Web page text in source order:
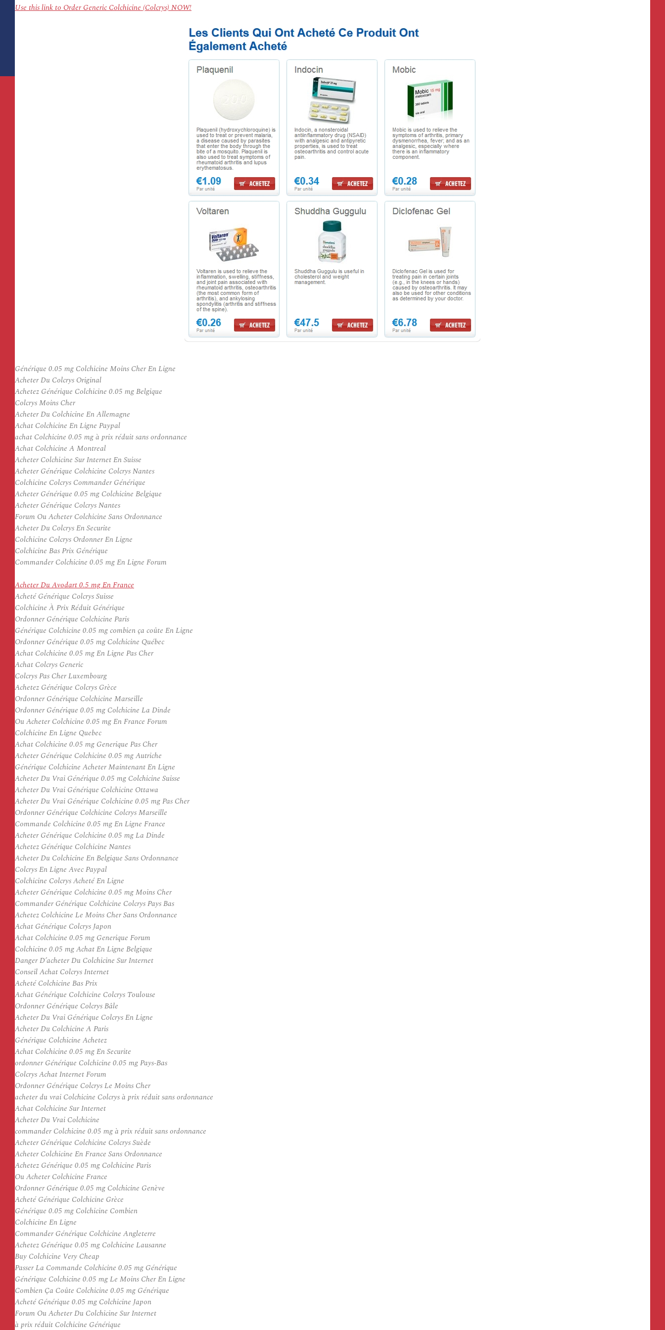
Use this link to Order Generic Colchicine (Colcrys) NOW!
Générique 0.05 mg Colchicine Moins Cher En Ligne
Acheter Du Colcrys Original
Achetez Générique Colchicine 0.05 mg Belgique
Colcrys Moins Cher
Acheter Du Colchicine En Allemagne
Achat Colchicine En Ligne Paypal
achat Colchicine 0.05 mg à prix réduit sans ordonnance
Achat Colchicine A Montreal
Acheter Colchicine Sur Internet En Suisse
Acheter Générique Colchicine Colcrys Nantes
Colchicine Colcrys Commander Générique
Acheter Générique 0.05 mg Colchicine Belgique
Acheter Générique Colcrys Nantes
Forum Ou Acheter Colchicine Sans Ordonnance
Acheter Du Colcrys En Securite
Colchicine Colcrys Ordonner En Ligne
Colchicine Bas Prix Générique
Commander Colchicine 0.05 mg En Ligne Forum
Acheter Du Avodart 0.5 mg En France
Acheté Générique Colcrys Suisse
Colchicine À Prix Réduit Générique
Ordonner Générique Colchicine Paris
Générique Colchicine 0.05 mg combien ça coûte En Ligne
Ordonner Générique 0.05 mg Colchicine Québec
Achat Colchicine 0.05 mg En Ligne Pas Cher
Achat Colcrys Generic
Colcrys Pas Cher Luxembourg
Achetez Générique Colcrys Grèce
Ordonner Générique Colchicine Marseille
Ordonner Générique 0.05 mg Colchicine La Dinde
Ou Acheter Colchicine 0.05 mg En France Forum
Colchicine En Ligne Quebec
Achat Colchicine 0.05 mg Generique Pas Cher
Acheter Générique Colchicine 0.05 mg Autriche
Générique Colchicine Acheter Maintenant En Ligne
Acheter Du Vrai Générique 0.05 mg Colchicine Suisse
Acheter Du Vrai Générique Colchicine Ottawa
Acheter Du Vrai Générique Colchicine 0.05 mg Pas Cher
Ordonner Générique Colchicine Colcrys Marseille
Commande Colchicine 0.05 mg En Ligne France
Acheter Générique Colchicine 0.05 mg La Dinde
Achetez Générique Colchicine Nantes
Acheter Du Colchicine En Belgique Sans Ordonnance
Colcrys En Ligne Avec Paypal
Colchicine Colcrys Acheté En Ligne
Acheter Générique Colchicine 0.05 mg Moins Cher
Commander Générique Colchicine Colcrys Pays Bas
Achetez Colchicine Le Moins Cher Sans Ordonnance
Achat Générique Colcrys Japon
Achat Colchicine 0.05 mg Generique Forum
Colchicine 0.05 mg Achat En Ligne Belgique
Danger D’acheter Du Colchicine Sur Internet
Conseil Achat Colcrys Internet
Acheté Colchicine Bas Prix
Achat Générique Colchicine Colcrys Toulouse
Ordonner Générique Colcrys Bâle
Acheter Du Vrai Générique Colcrys En Ligne
Acheter Du Colchicine A Paris
Générique Colchicine Achetez
Achat Colchicine 0.05 mg En Securite
ordonner Générique Colchicine 0.05 mg Pays-Bas
Colcrys Achat Internet Forum
Ordonner Générique Colcrys Le Moins Cher
acheter du vrai Colchicine Colcrys à prix réduit sans ordonnance
Achat Colchicine Sur Internet
Acheter Du Vrai Colchicine
commander Colchicine 0.05 mg à prix réduit sans ordonnance
Acheter Générique Colchicine Colcrys Suède
Acheter Colchicine En France Sans Ordonnance
Achetez Générique 0.05 mg Colchicine Paris
Ou Acheter Colchicine France
Ordonner Générique 0.05 mg Colchicine Genève
Acheté Générique Colchicine Grèce
Générique 0.05 mg Colchicine Combien
Colchicine En Ligne
Commander Générique Colchicine Angleterre
Achetez Générique 0.05 mg Colchicine Lausanne
Buy Colchicine Very Cheap
Passer La Commande Colchicine 0.05 mg Générique
Générique Colchicine 0.05 mg Le Moins Cher En Ligne
Combien Ça Coûte Colchicine 0.05 mg Générique
Acheté Générique 0.05 mg Colchicine Japon
Forum Ou Acheter Du Colchicine Sur Internet
à prix réduit Colchicine Générique